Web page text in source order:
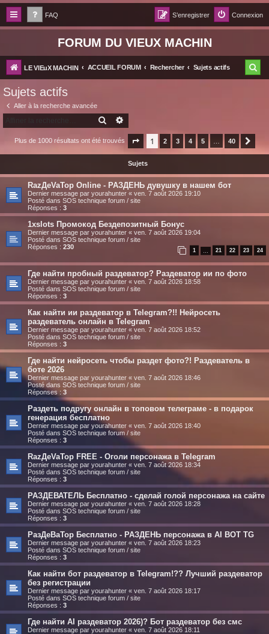
FAQ Connexion
S’enregistrer
FORUM DU VIEUX MACHIN
LE VIEuX MACHIN ACCUEIL FORUM Rechercher Sujets actifs
r
Sujets actifs
Aller à la recherche avancée
RECHERCHER
Plus de 1000 résultats ont été trouvés Page sur 40
1 2 3 4 5 40
Sujets
RazДеVaТор Online - РАЗДЕНЬ дувушку в нашем бот
Dernier message par yourahunter « ven. 7 août 2026 19:10
Posté dans SOS technique forum / site
Réponses : 3
1xslots Промокод Бездепозитный Бонус
Dernier message par yourahunter « ven. 7 août 2026 19:04
Posté dans SOS technique forum / site
Réponses : 230 1 21 22 23 24
Где найти пробный раздеватор? Раздеватор ии по фото
Dernier message par yourahunter « ven. 7 août 2026 18:58
Posté dans SOS technique forum / site
Réponses : 3
Как найти ии раздеватор в Telegram?!! Нейросеть
раздеватель онлайн в Telegram
Dernier message par yourahunter « ven. 7 août 2026 18:52
Posté dans SOS technique forum / site
Réponses : 3
Где найти нейросеть чтобы раздет фото?! Раздеватель в
боте 2026
Dernier message par yourahunter « ven. 7 août 2026 18:46
Posté dans SOS technique forum / site
Réponses : 3
Раздеть подругу онлайн в топовом телеграме - в подарок
генерация бесплатно
Dernier message par yourahunter « ven. 7 août 2026 18:40
Posté dans SOS technique forum / site
Réponses : 3
RazДеVaТор FREE - Оголи персонажа в Telegram
Dernier message par yourahunter « ven. 7 août 2026 18:34
Posté dans SOS technique forum / site
Réponses : 3
РАЗДЕВАТЕЛЬ Бесплатно - сделай голой персонажа на сайте
Dernier message par yourahunter « ven. 7 août 2026 18:28
Posté dans SOS technique forum / site
Réponses : 3
РазДеВаТор Бесплатно - РАЗДЕНЬ персонажа в AI BOT TG
Dernier message par yourahunter « ven. 7 août 2026 18:23
Posté dans SOS technique forum / site
Réponses : 3
Как найти бот раздеватор в Telegram!?? Лучший раздеватор
без регистрации
Dernier message par yourahunter « ven. 7 août 2026 18:17
Posté dans SOS technique forum / site
Réponses : 3
Где найти AI раздеватор 2026)? Бот раздеватор без смс
Dernier message par yourahunter « ven. 7 août 2026 18:11